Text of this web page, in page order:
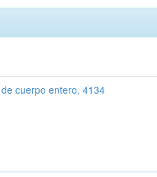
cuerpo entero, 4134